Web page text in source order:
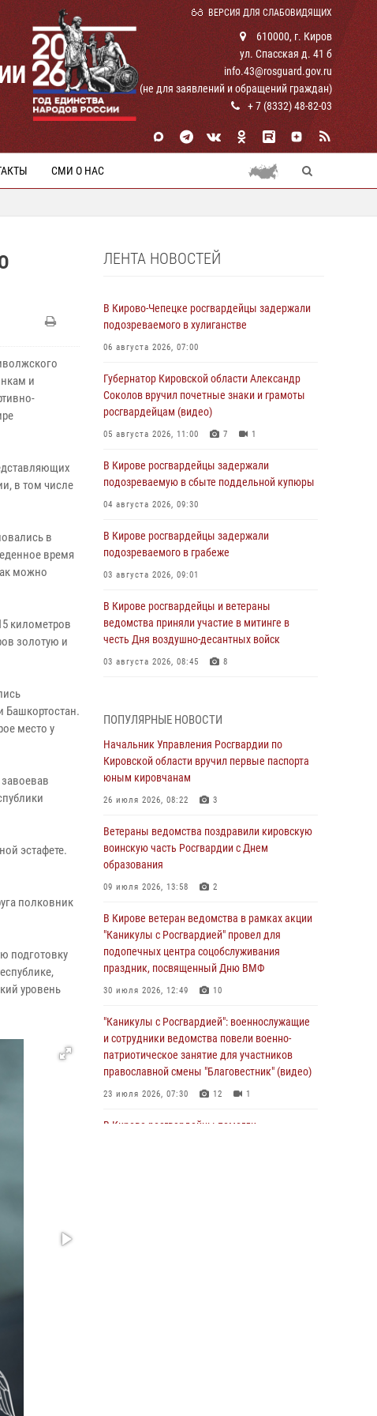
ВЕРСИЯ ДЛЯ СЛАБОВИДЯЩИХ
610000, г. Киров
ул. Спасская д. 41 б
info.43@rosguard.gov.ru
(не для заявлений и обращений граждан)
+ 7 (8332) 48-82-03
СМИ О НАС
и
в том числе
в
время
можно
километров
золотую и
Башкортостан.
место у
эстафете.
полковник
подготовку
уровень
ЛЕНТА НОВОСТЕЙ
В Кирово-Чепецке росгвардейцы задержали
подозреваемого в хулиганстве
06 августа 2026, 07:00
Губернатор Кировской области Александр
Соколов вручил почетные знаки и грамоты
росгвардейцам (видео)
05 августа 2026, 11:00 7 1
В Кирове росгвардейцы задержали
подозреваемую в сбыте поддельной купюры
04 августа 2026, 09:30
В Кирове росгвардейцы задержали
подозреваемого в грабеже
03 августа 2026, 09:01
В Кирове росгвардейцы и ветераны
ведомства приняли участие в митинге в
честь Дня воздушно-десантных войск
03 августа 2026, 08:45 8
1 августа – День дежурной службы войск
национальной гвардии Российской
Федерации
В Росгвардии вспоминают российских
воинов, погибших в Первой мировой войне
1914-1918 годов
В Кирове офицер Росгвардии стал
победителем открытого шахматного турнира
01 августа 2026, 07:08 1
армии Виктор Золотов поздравил
специалистов подразделений тыла с
профессиональным праздником
01 августа 2026, 07:05
ПОПУЛЯРНЫЕ НОВОСТИ
Начальник Управления Росгвардии по
Кировской области вручил первые паспорта
юным кировчанам
26 июля 2026, 08:22 3
Ветераны ведомства поздравили кировскую
воинскую часть Росгвардии с Днем
образования
09 июля 2026, 13:58 2
В Кирове ветеран ведомства в рамках акции
"Каникулы с Росгвардией" провел для
подопечных центра соцобслуживания
праздник, посвященный Дню ВМФ
30 июля 2026, 12:49 10
"Каникулы с Росгвардией": военнослужащие
и сотрудники ведомства повели военно-
патриотическое занятие для участников
православной смены "Благовестник" (видео)
23 июля 2026, 07:30 12 1
В Кирове росгвардейцы помогли